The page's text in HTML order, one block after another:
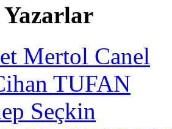
Mertol Canel
TUFAN
Seçkin